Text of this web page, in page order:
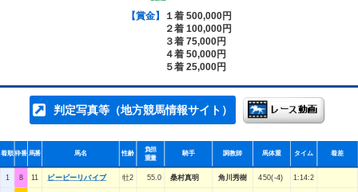
【賞金】
１着 500,000円
２着 100,000円
３着 75,000円
４着 50,000円
５着 25,000円
判定写真等（地方競馬情報サイト）
着順枠番 馬番 馬名 性齢
負担
重量
騎手 調教師 馬体重 タイム 着差
1 8 11 ビービーリバイブ 牡2 55.0 桑村真明 角川秀樹 450(-4) 1:14:2